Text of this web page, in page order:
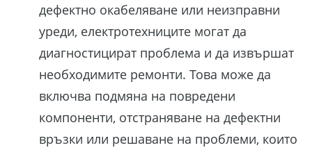
дефектно окабеляване или неизправни
уреди, електротехниците могат да
диагностицират проблема и да извършат
необходимите ремонти. Това може да
включва подмяна на повредени
компоненти, отстраняване на дефектни
връзки или решаване на проблеми, които